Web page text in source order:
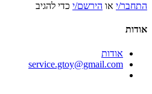
התחבר/י או הירשם/י כדי להגיב
אודות
אודות
service.gtoy@gmail.com